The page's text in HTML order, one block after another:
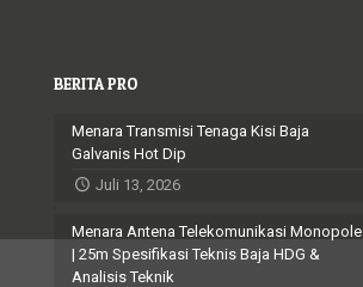
BERITA PRO
Menara Transmisi Tenaga Kisi Baja
Galvanis Hot Dip
Juli 13, 2026
Menara Antena Telekomunikasi Monopole
| 25m Spesifikasi Teknis Baja HDG &
Analisis Teknik